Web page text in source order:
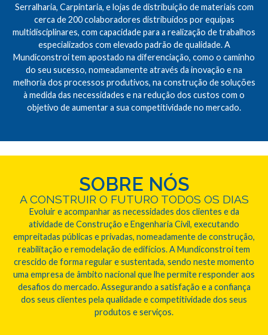
Serralharia, Carpintaria, e lojas de distribuição de materiais com
cerca de 200 colaboradores distribuídos por equipas
multidisciplinares, com capacidade para a realização de trabalhos
especializados com elevado padrão de qualidade. A
Mundiconstroi tem apostado na diferenciação, como o caminho
do seu sucesso, nomeadamente através da inovação e na
melhoria dos processos produtivos, na construção de soluções
à medida das necessidades e na redução dos custos com o
objetivo de aumentar a sua competitividade no mercado.
SOBRE NÓS
A CONSTRUIR O FUTURO TODOS OS DIAS
Evoluir e acompanhar as necessidades dos clientes e da
atividade de Construção e Engenharia Civil, executando
empreitadas públicas e privadas, nomeadamente de construção,
reabilitação e remodelação de edifícios. A Mundiconstroi tem
crescido de forma regular e sustentada, sendo neste momento
uma empresa de âmbito nacional que lhe permite responder aos
desafios do mercado. Assegurando a satisfação e a confiança
dos seus clientes pela qualidade e competitividade dos seus
produtos e serviços.